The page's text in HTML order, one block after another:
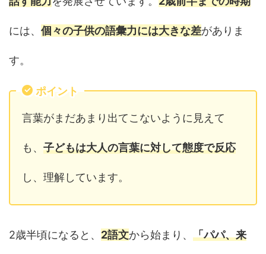
には、 個々の子供の語彙力には大きな差がありま
す。
ポイント
言葉がまだあまり出てこないように見えて
も、 子どもは大人の言葉に対して態度で反応
し、理解しています。
2歳半頃になると、 2語文から始まり、 「パパ、来